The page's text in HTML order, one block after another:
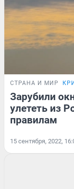
СТРАНА И МИР
Зарубили
улететь из
правилам
15 сентября, 2022,